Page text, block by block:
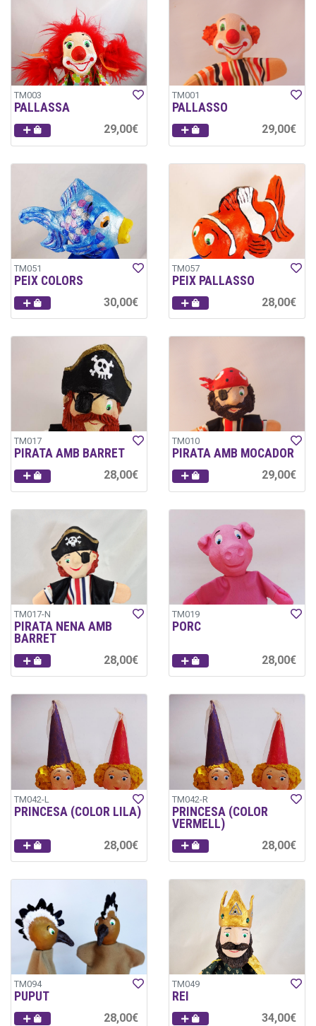
TM003
PALLASSA
29,00€
TM001
PALLASSO
29,00€
TM051
PEIX COLORS
30,00€
TM057
PEIX PALLASSO
28,00€
TM017
PIRATA AMB BARRET
28,00€
TM010
PIRATA AMB MOCADOR
29,00€
TM017-N
PIRATA NENA AMB
BARRET
28,00€
TM019
PORC
28,00€
TM042-L
PRINCESA (COLOR LILA)
28,00€
TM042-R
PRINCESA (COLOR
VERMELL)
28,00€
TM094
PUPUT
28,00€
TM049
REI
34,00€